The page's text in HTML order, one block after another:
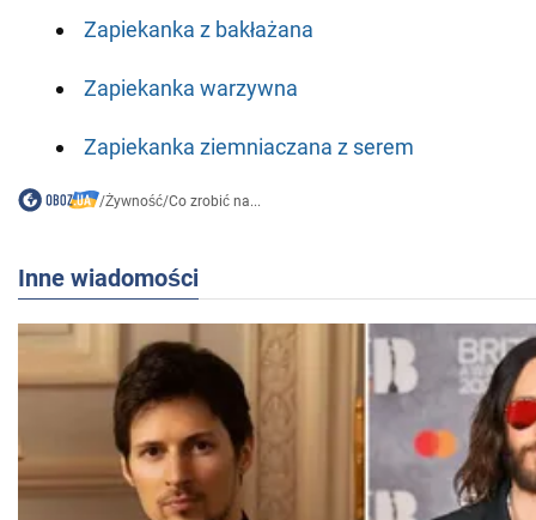
Zapiekanka z bakłażana
Zapiekanka warzywna
Zapiekanka ziemniaczana z serem
/Żywność/Co zrobić na...
Inne wiadomości